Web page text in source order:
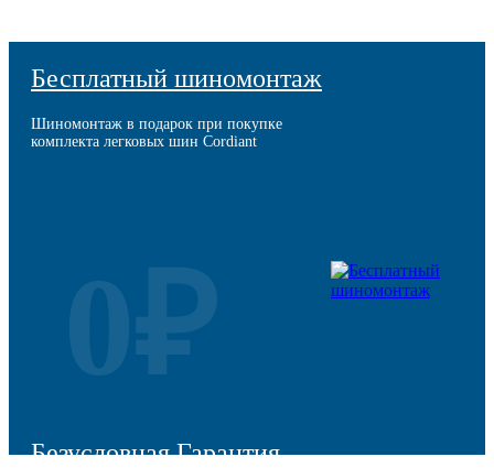
Бесплатный шиномонтаж
Шиномонтаж в подарок при покупке
комплекта легковых шин Cordiant
Безусловная Гарантия